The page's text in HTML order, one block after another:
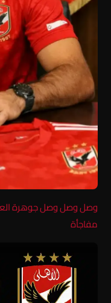
وصل وصل وصل جوهرة
مفاجأة